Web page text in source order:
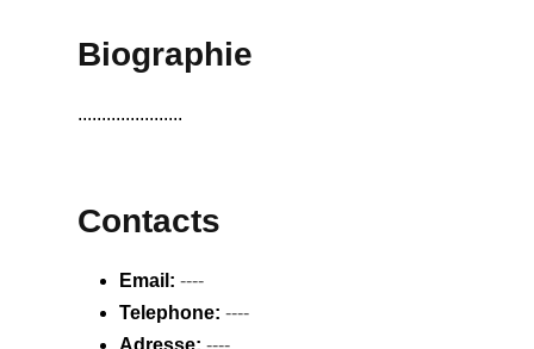
Biographie
......................
Contacts
Email: ----
Telephone: ----
Adresse: ----